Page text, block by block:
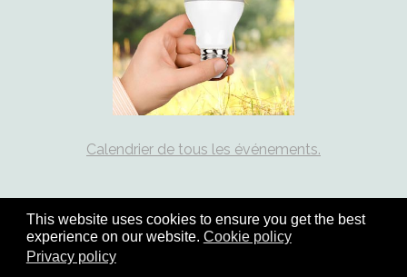
This website uses cookies to ensure you get the best
experience on our website. Cookie policy
Privacy policy
Calendrier de tous les événements.
Copyright © 2026 coord21.ch - tous droits réservés | site :